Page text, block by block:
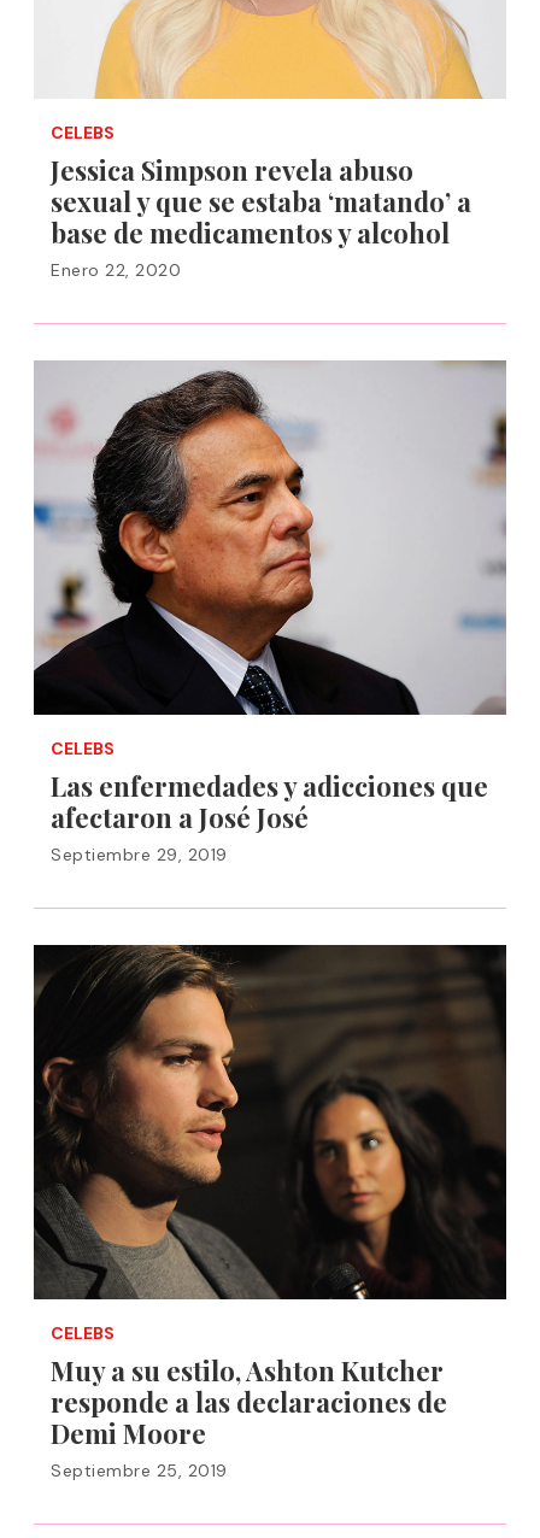
CELEBS
Jessica Simpson revela abuso
sexual y que se estaba ‘matando’ a
base de medicamentos y alcohol
Enero 22, 2020
CELEBS
Las enfermedades y adicciones que
afectaron a José José
Septiembre 29, 2019
CELEBS
Muy a su estilo, Ashton Kutcher
responde a las declaraciones de
Demi Moore
Septiembre 25, 2019